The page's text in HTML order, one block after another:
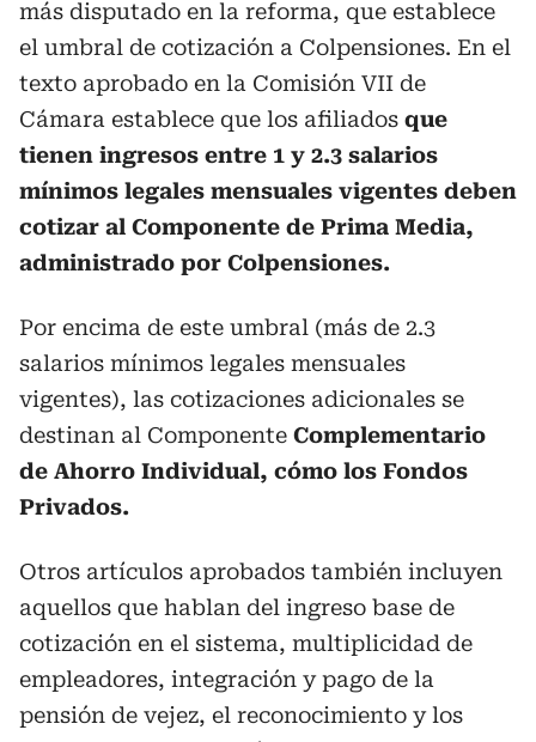
más disputado en la reforma, que establece
el umbral de cotización a Colpensiones. En el
texto aprobado en la Comisión VII de
Cámara establece que los afiliados que
tienen ingresos entre 1 y 2.3 salarios
mínimos legales mensuales vigentes deben
cotizar al Componente de Prima Media,
administrado por Colpensiones.
Por encima de este umbral (más de 2.3
salarios mínimos legales mensuales
vigentes), las cotizaciones adicionales se
destinan al Componente Complementario
de Ahorro Individual, cómo los Fondos
Privados.
Otros artículos aprobados también incluyen
aquellos que hablan del ingreso base de
cotización en el sistema, multiplicidad de
empleadores, integración y pago de la
pensión de vejez, el reconocimiento y los